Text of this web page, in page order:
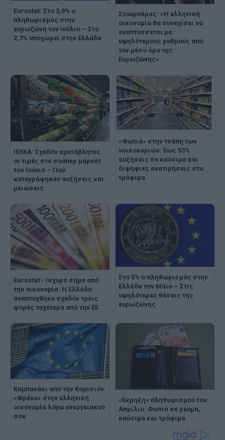
Eurostat: Στο 2,9% ο
πληθωρισμός στην
ευρωζώνη τον Ιούλιο – Στο
2,7% υποχωρεί στην Ελλάδα
Στουρνάρας: «Η ελληνική
οικονομία θα συνεχίσει να
αναπτύσσεται με
υψηλότερους ρυθμούς από
τον μέσο όρο της
Ευρωζώνης»
ΙΕΛΚΑ: Σχεδόν αμετάβλητες
οι τιμές στα σούπερ μάρκετ
τον Ιούνιο – Πού
καταγράφηκαν αυξήσεις και
μειώσεις
«Φωτιά» στην τσέπη των
νοικοκυριών: Έως 53%
αυξήσεις σε καύσιμα και
διψήφιες ανατιμήσεις στα
τρόφιμα
Eurostat - Ισχυρό σήμα από
την οικονομία: Η Ελλάδα
αναπτύχθηκε σχεδόν τρεις
φορές ταχύτερα από την ΕΕ
Στο 5% ο πληθωρισμός στην
Ελλάδα τον Μάιο – Στις
υψηλότερες θέσεις της
ευρωζώνης
Καμπανάκι από την Κομισιόν:
«Φρένο» στην ελληνική
οικονομία λόγω ενεργειακού
σοκ
«Έκρηξη» πληθωρισμού τον
Απρίλιο: Φωτιά σε ρεύμα,
καύσιμα και τρόφιμα